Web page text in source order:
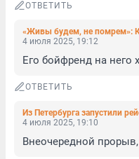
ОТВЕТИТЬ
4 июля 2025, 19:12
Его бойфренд на него
ОТВЕТИТЬ
4 июля 2025, 19:10
Внеочередной прорыв,